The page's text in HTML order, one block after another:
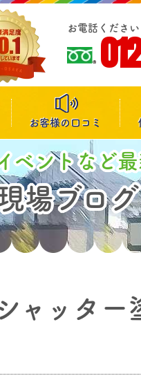
お電話くださ
お客様の口コミ
ベントなど
場ブログ
ャッター